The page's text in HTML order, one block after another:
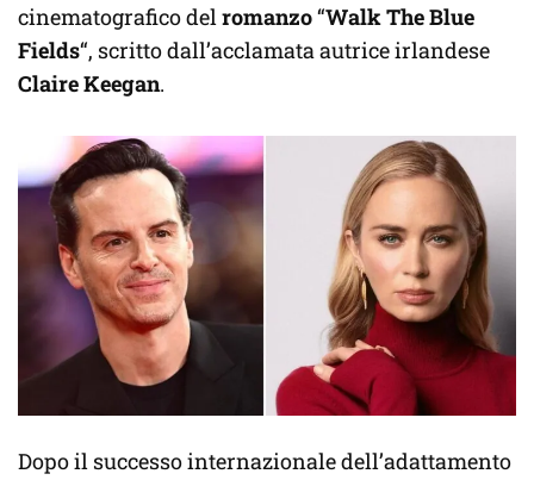
cinematografico delromanzo“Walk The Blue
Fields“, scritto dall’acclamata autrice irlandese
Claire Keegan.
Dopo il successo internazionale dell’adattamento